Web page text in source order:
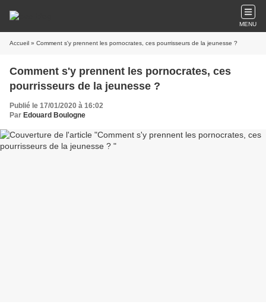
MENU
Accueil » Comment s'y prennent les pornocrates, ces pourrisseurs de la jeunesse ?
Comment s'y prennent les pornocrates, ces
pourrisseurs de la jeunesse ?
Publié le 17/01/2020 à 16:02
Par Edouard Boulogne